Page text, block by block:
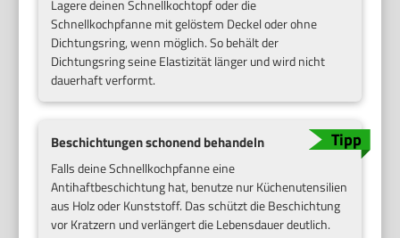
Lagere deinen Schnellkochtopf oder die
Schnellkochpfanne mit gelöstem Deckel oder ohne
Dichtungsring, wenn möglich. So behält der
Dichtungsring seine Elastizität länger und wird nicht
dauerhaft verformt.
Beschichtungen schonend behandeln
Falls deine Schnellkochpfanne eine
Antihaftbeschichtung hat, benutze nur Küchenutensilien
aus Holz oder Kunststoff. Das schützt die Beschichtung
vor Kratzern und verlängert die Lebensdauer deutlich.